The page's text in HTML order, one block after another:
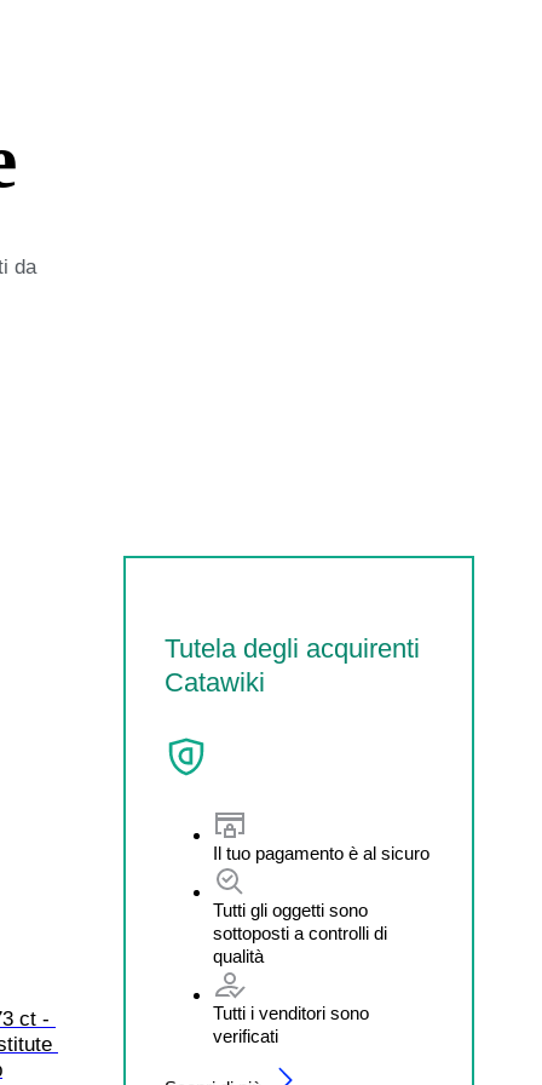
da
Tutela degli acquirenti
Catawiki
Il tuo pagamento è al sicuro
Tutti gli oggetti sono
sottoposti a controlli di
qualità
Tutti i venditori sono
verificati
ct -